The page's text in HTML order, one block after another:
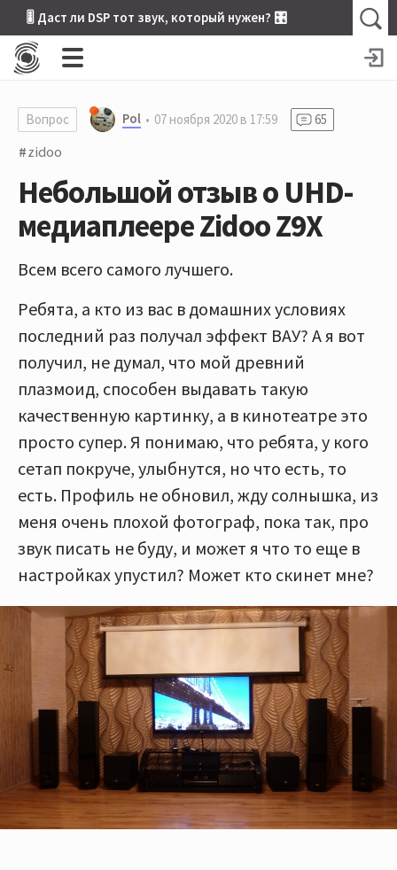
🎚 Даст ли DSP тот звук, который нужен? 🎛
Вопрос Pol 07 ноября 2020 в 17:59 65
zidoo
Небольшой отзыв о UHD-
медиаплеере Zidoo Z9X
Всем всего самого лучшего.
Ребята, а кто из вас в домашних условиях
последний раз получал эффект ВАУ? А я вот
получил, не думал, что мой древний
плазмоид, способен выдавать такую
качественную картинку, а в кинотеатре это
просто супер. Я понимаю, что ребята, у кого
сетап покруче, улыбнутся, но что есть, то
есть. Профиль не обновил, жду солнышка, из
меня очень плохой фотограф, пока так, про
звук писать не буду, и может я что то еще в
настройках упустил? Может кто скинет мне?